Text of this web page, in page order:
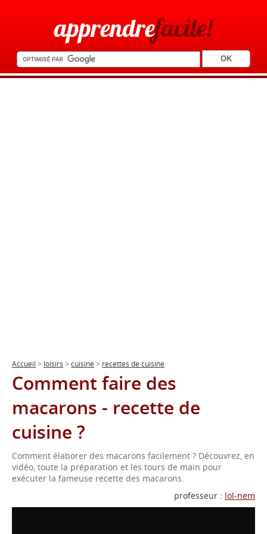
apprendrefacile!
Accueil > loisirs > cuisine > recettes de cuisine
Comment faire des
macarons - recette de
cuisine ?
Comment élaborer des macarons facilement ? Découvrez, en
vidéo, toute la préparation et les tours de main pour
exécuter la fameuse recette des macarons.
professeur : lol-nem